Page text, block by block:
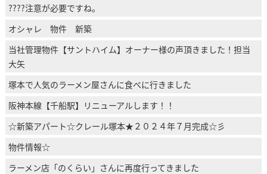
????注意が必要ですね。
オシャレ 物件 新築
当社管理物件【サントハイム】オーナー様の声頂きました！担当
大矢
塚本で人気のラーメン屋さんに食べに行きました
阪神本線【千船駅】リニューアルします！！
☆新築アパート☆クレール塚本★２０２４年７月完成☆彡
物件情報☆
ラーメン店「のくらい」さんに再度行ってきました